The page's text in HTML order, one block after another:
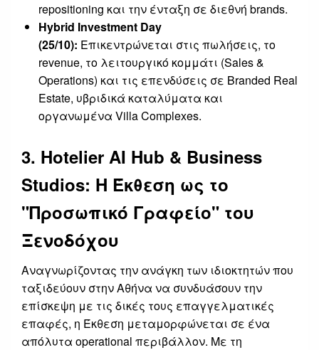
repositioning και την ένταξη σε διεθνή brands.
Hybrid Investment Day
(25/10): Επικεντρώνεται στις πωλήσεις, το
revenue, το λειτουργικό κομμάτι (Sales &
Operations) και τις επενδύσεις σε Branded Real
Estate, υβριδικά καταλύματα και
οργανωμένα Villa Complexes.
3. Hotelier AI Hub & Business
Studios: Η Έκθεση ως το
"Προσωπικό Γραφείο" του
Ξενοδόχου
Αναγνωρίζοντας την ανάγκη των ιδιοκτητών που
ταξιδεύουν στην Αθήνα να συνδυάσουν την
επίσκεψη με τις δικές τους επαγγελματικές
επαφές, η Έκθεση μεταμορφώνεται σε ένα
απόλυτα operational περιβάλλον. Με τη